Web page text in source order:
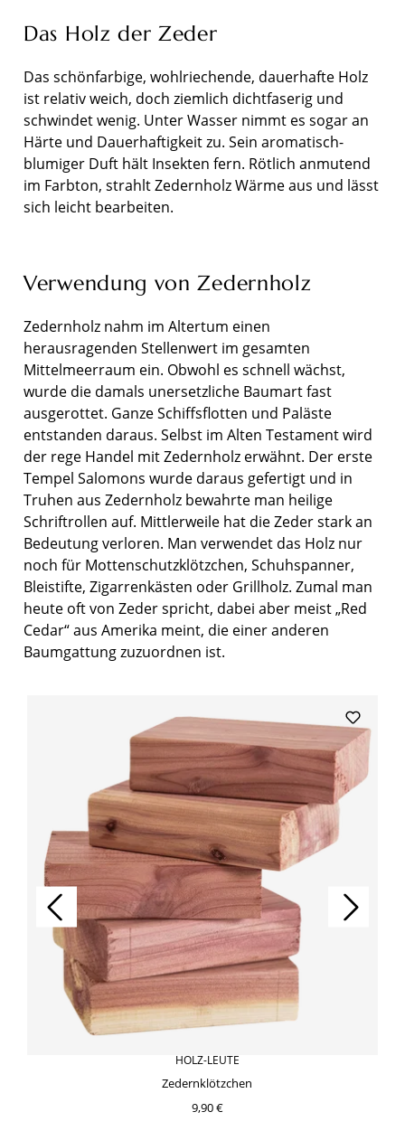
Das Holz der Zeder
Das schönfarbige, wohlriechende, dauerhafte Holz
ist relativ weich, doch ziemlich dichtfaserig und
schwindet wenig. Unter Wasser nimmt es sogar an
Härte und Dauerhaftigkeit zu. Sein aromatisch-
blumiger Duft hält Insekten fern. Rötlich anmutend
im Farbton, strahlt Zedernholz Wärme aus und lässt
sich leicht bearbeiten.
Verwendung von Zedernholz
Zedernholz nahm im Altertum einen
herausragenden Stellenwert im gesamten
Mittelmeerraum ein. Obwohl es schnell wächst,
wurde die damals unersetzliche Baumart fast
ausgerottet. Ganze Schiffsflotten und Paläste
entstanden daraus. Selbst im Alten Testament wird
der rege Handel mit Zedernholz erwähnt. Der erste
Tempel Salomons wurde daraus gefertigt und in
Truhen aus Zedernholz bewahrte man heilige
Schriftrollen auf. Mittlerweile hat die Zeder stark an
Bedeutung verloren. Man verwendet das Holz nur
noch für Mottenschutzklötzchen, Schuhspanner,
Bleistifte, Zigarrenkästen oder Grillholz. Zumal man
heute oft von Zeder spricht, dabei aber meist „Red
Cedar“ aus Amerika meint, die einer anderen
Baumgattung zuzuordnen ist.
HOLZ-LEUTE
Zedernklötzchen
9,90 €